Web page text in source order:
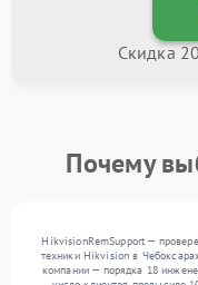
Скидка
Почему
HikvisionRemSupport —
техники Hikvision в
компании — порядка 18